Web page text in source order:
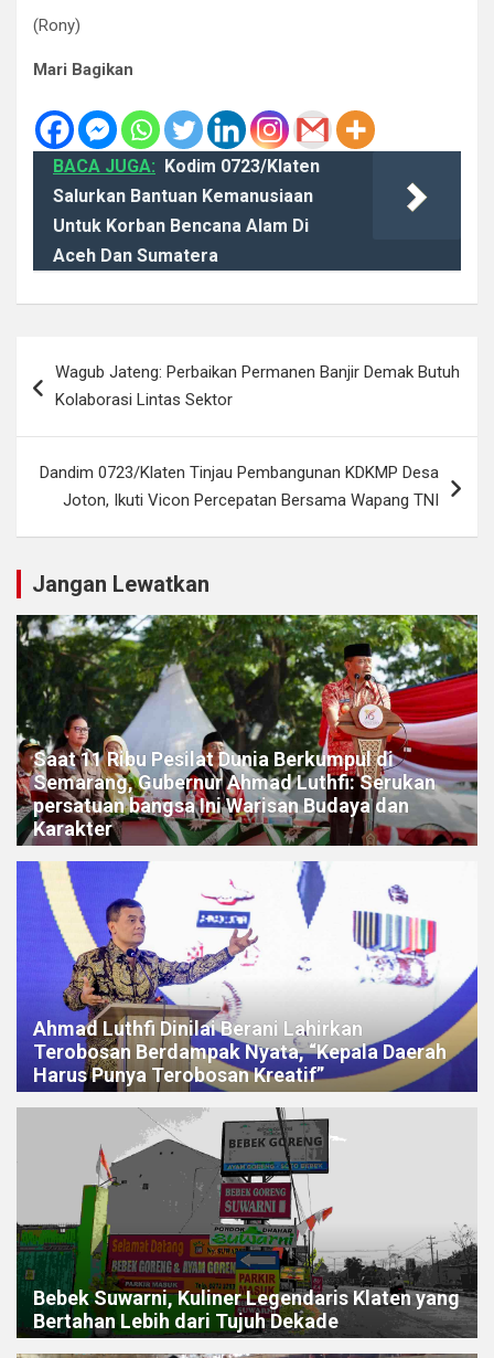
(Rony)
Mari Bagikan
BACA JUGA:
Kodim 0723/Klaten
Salurkan Bantuan Kemanusiaan
Untuk Korban Bencana Alam Di
Aceh Dan Sumatera
posWagub Jateng: Perbaikan Permanen Banjir Demak Butuh
Kolaborasi Lintas Sektor
Dandim 0723/Klaten Tinjau Pembangunan KDKMP Desa
Joton, Ikuti Vicon Percepatan Bersama Wapang TNI
Jangan Lewatkan
Saat 11 Ribu Pesilat Dunia Berkumpul di
Semarang, Gubernur Ahmad Luthfi: Serukan
persatuan bangsa Ini Warisan Budaya dan
Karakter
Ahmad Luthfi Dinilai Berani Lahirkan
Terobosan Berdampak Nyata, “Kepala Daerah
Harus Punya Terobosan Kreatif”
Bebek Suwarni, Kuliner Legendaris Klaten yang
Bertahan Lebih dari Tujuh Dekade